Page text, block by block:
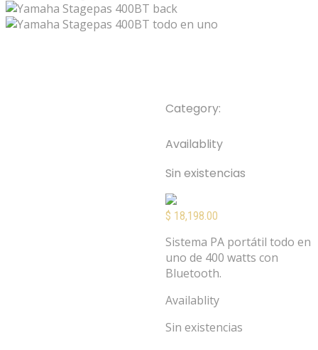
Category:
Availablity
Sin existencias
$ 18,198.00
Sistema PA portátil todo en
uno de 400 watts con
Bluetooth.
Availablity
Sin existencias